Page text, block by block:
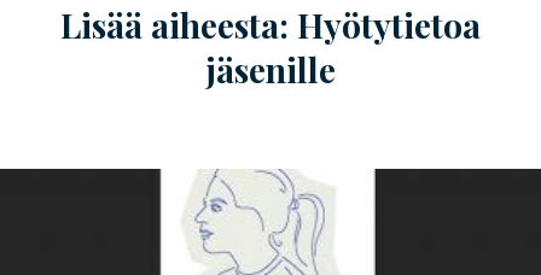
Lisää aiheesta: Hyötytietoa
jäsenille